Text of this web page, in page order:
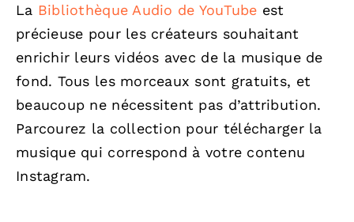
La Bibliothèque Audio de YouTube est
précieuse pour les créateurs souhaitant
enrichir leurs vidéos avec de la musique de
fond. Tous les morceaux sont gratuits, et
beaucoup ne nécessitent pas d’attribution.
Parcourez la collection pour télécharger la
musique qui correspond à votre contenu
Instagram.